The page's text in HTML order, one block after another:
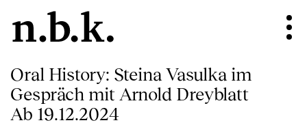
Oral History: Steina Vasulka im
Gespräch mit Arnold Dreyblatt
Ab 19.12.2024